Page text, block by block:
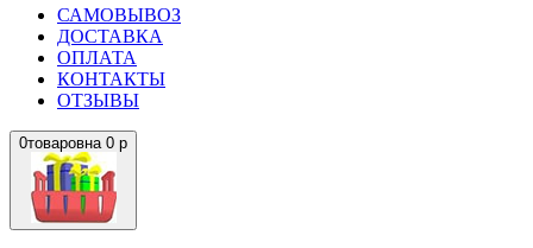
САМОВЫВОЗ
ДОСТАВКА
ОПЛАТА
КОНТАКТЫ
ОТЗЫВЫ
0товаровна 0 р